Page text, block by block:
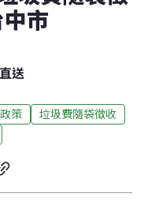
市
送
策
垃圾費隨袋徵收